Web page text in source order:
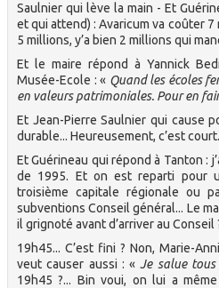
Saulnier qui lève la main - Et
et qui attend) : Avaricum va coûter
5 millions, y’a bien 2 millions qui
Et le maire répond à Yannick
Musée-Ecole : « Quand les écoles
en valeurs patrimoniales. Pour en
Et Jean-Pierre Saulnier qui cause
durable... Heureusement, c’est
Et Guérineau qui répond à Tanton :
de 1995. Et on est reparti pour
troisième capitale régionale ou
subventions Conseil général... Le
il grignoté avant d’arriver au Conseil
19h45... C’est fini ? Non, Marie-
veut causer aussi : «Je salue tous
19h45 ?... Bin voui, on lui a